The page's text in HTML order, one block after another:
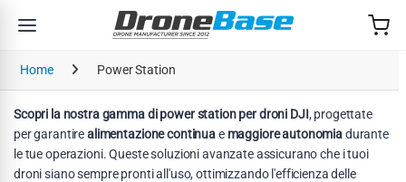
Home Power Station
Scopri la nostra gamma di power station per droni DJI, progettate
per garantirealimentazione continuae maggiore autonomiadurante
le tue operazioni. Queste soluzioni avanzate assicurano che i tuoi
droni siano sempre pronti all'uso, ottimizzando l'efficienza delle